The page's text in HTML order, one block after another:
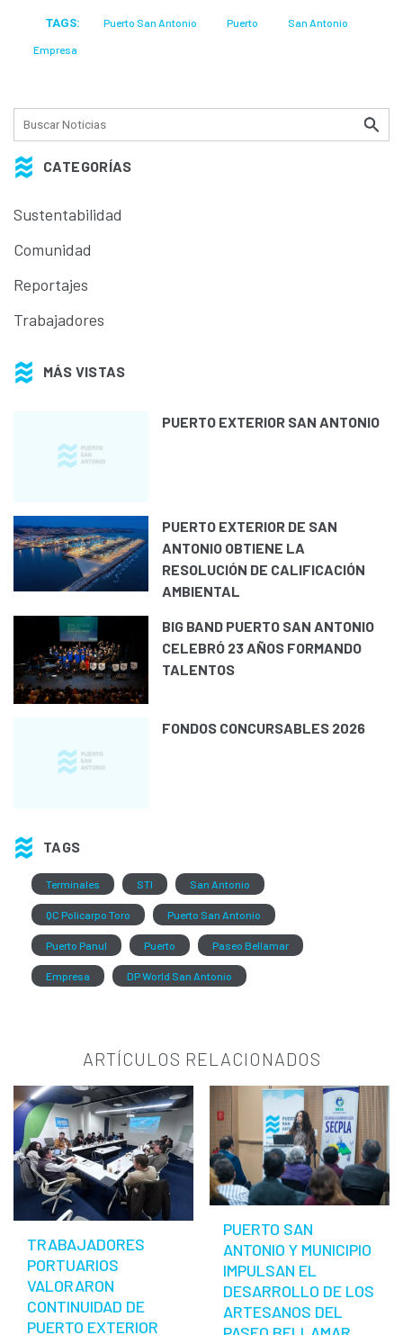
CATEGORÍAS
Sustentabilidad
Comunidad
Reportajes
Trabajadores
MÁS VISTAS
PUERTO EXTERIOR SAN ANTONIO
PUERTO EXTERIOR DE SAN
ANTONIO OBTIENE LA
RESOLUCIÓN DE CALIFICACIÓN
AMBIENTAL
BIG BAND PUERTO SAN ANTONIO
CELEBRÓ 23 AÑOS FORMANDO
TALENTOS
FONDOS CONCURSABLES 2026
TAGS
Terminales STI San Antonio
QC Policarpo Toro Puerto San Antonio
Puerto Panul Puerto Paseo Bellamar
Empresa DP World San Antonio
TAGS: Puerto San Antonio Puerto San Antonio
Empresa
ARTÍCULOS RELACIONADOS
TRABAJADORES
PORTUARIOS
VALORARON
CONTINUIDAD DE
PUERTO EXTERIOR
PUERTO SAN
ANTONIO Y MUNICIPIO
IMPULSAN EL
DESARROLLO DE LOS
ARTESANOS DEL